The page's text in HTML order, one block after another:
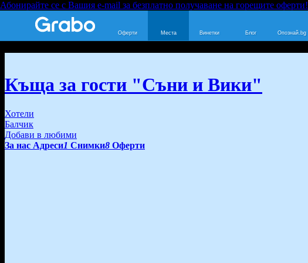
Абонирайте се с Вашия e-mail за безплатно получаване на горещите оферти!
Оферти Места Винетки Блог Опознай.bg
Къща за гости "Съни и Вики"
Хотели
Балчик
Добави в любими
За нас Адреси1 Снимки8 Оферти